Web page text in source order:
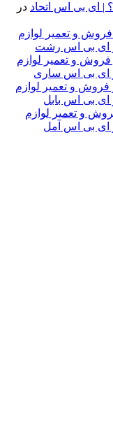
در
و تعمیر لوازم
ای بی اس رشت
و تعمیر لوازم
ای بی اس ساری
و تعمیر لوازم
ای بی اس بابل
و تعمیر لوازم
ای بی اس آمل